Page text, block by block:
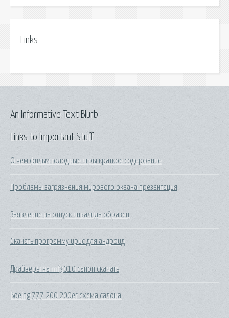
Links
Links to Important Stuff
О чем фильм голодные игры краткое содержание
Проблемы загрязнения мирового океана презентация
Заявление на отпуск инвалида образец
Скачать программу ирис для андроид
Драйверы на mf3010 canon скачать
Boeing 777 200 200er схема салона
An Informative Text Blurb